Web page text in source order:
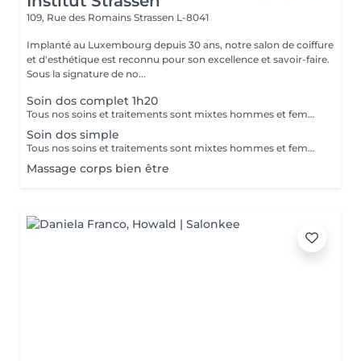
109, Rue des Romains Strassen L-8041
Implanté au Luxembourg depuis 30 ans, notre salon de coiffure
et d'esthétique est reconnu pour son excellence et savoir-faire.
Sous la signature de no...
Soin dos complet 1h20
Tous nos soins et traitements sont mixtes hommes et femmes. Les traitements en cure sont valables six mois. Sur conseil de votre esthéticienne, des combinaisons de soins et de traitements sont possibles, afin d'obtenir un résultat optimal. Attention certain traitements nécessitent des explications préalables ainsi qu'une commande spécifique des coffrets et de soins personnalisés.
Soin dos simple
Tous nos soins et traitements sont mixtes hommes et femmes. Les traitements en cure sont valables six mois. Sur conseil de votre esthéticienne, des combinaisons de soins et de traitements sont possibles, afin d'obtenir un résultat optimal. Attention certain traitements nécessitent des explications préalables ainsi qu'une commande spécifique des coffrets et de soins personnalisés.
Massage corps bien être